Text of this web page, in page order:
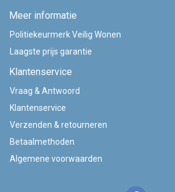
Meer informatie
Politiekeurmerk Veilig Wonen
Laagste prijs garantie
Klantenservice
Vraag & Antwoord
Klantenservice
Verzenden & retourneren
Betaalmethoden
Algemene voorwaarden